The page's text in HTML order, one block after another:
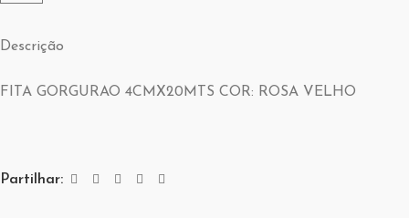
Descrição
FITA GORGURAO 4CMX20MTS COR: ROSA VELHO
Partilhar: